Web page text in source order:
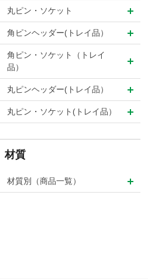
丸ピン・ソケット
角ピンヘッダー(トレイ品）
角ピン・ソケット（トレイ
品）
丸ピンヘッダー(トレイ品）
丸ピン・ソケット(トレイ品）
材質
材質別（商品一覧）